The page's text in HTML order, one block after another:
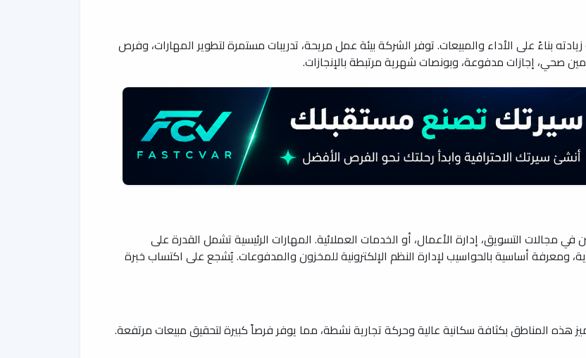
سعودي، مع إمكانية زيادته بناءً على الأداء والمبيعات. توفر الشركة بيئة عمل مريحة، تدريبات مستمرة لتطوير المهارات، وفرص
صحي، إجازات مدفوعة، وبونصات شهرية مرتبطة بالإنجازات.
التسويق، إدارة الأعمال، أو الخدمات العملائية. المهارات الرئيسية تشمل القدرة على
ومعرفة أساسية بالحواسيب لإدارة النظم الإلكترونية للمخزون والمدفوعات. يُشجع على اكتساب خبرة
هذه المناطق بكثافة سكانية عالية وحركة تجارية نشطة، مما يوفر فرصاً كبيرة لتحقيق مبيعات مرتفعة.